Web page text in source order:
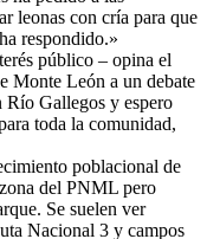
leonas con cría para que
respondido.»
público – opina el
Monte León a un debate
Río Gallegos y espero
toda la comunidad,
poblacional de
del PNML pero
Se suelen ver
Nacional 3 y campos